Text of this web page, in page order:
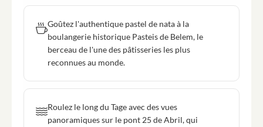
Goûtez l'authentique pastel de nata à la
boulangerie historique Pasteis de Belem, le
berceau de l'une des pâtisseries les plus
reconnues au monde.
Roulez le long du Tage avec des vues
panoramiques sur le pont 25 de Abril, qui